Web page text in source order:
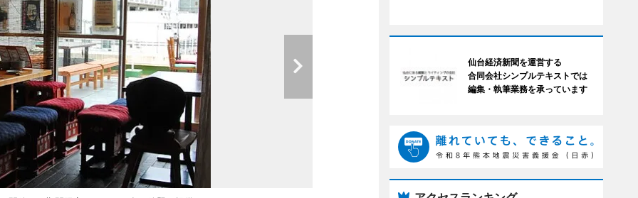
仙台経済新聞を運営する
合同会社シンプルテキストでは
編集・執筆業務を承っています